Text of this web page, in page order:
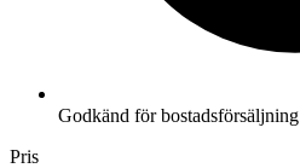
Godkänd för bostadsförsäljning
Pris